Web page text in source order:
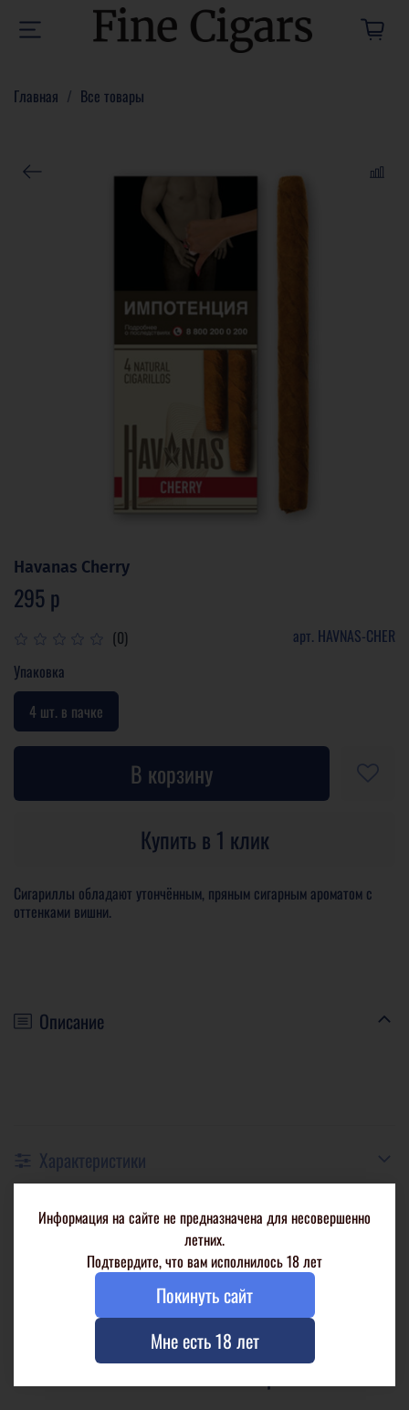
Главная Все товары
(0) арт. HAVNAS-CHER
Havanas Cherry
295 р
В корзину
Купить в 1 клик
Упаковка
4 шт. в пачке
Сигариллы обладают утончённым, пряным сигарным ароматом с
оттенками вишни.
Описание
Характеристики
Отзывы
Вкусоароматический профиль
Информация на сайте не предназначена для несовершенно
летних.
Подтвердите, что вам исполнилось 18 лет
Покинуть сайт
Мне есть 18 лет